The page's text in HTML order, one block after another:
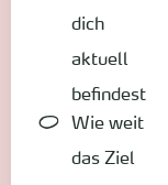
dich
aktuell
befindest
Wie weit
das Ziel